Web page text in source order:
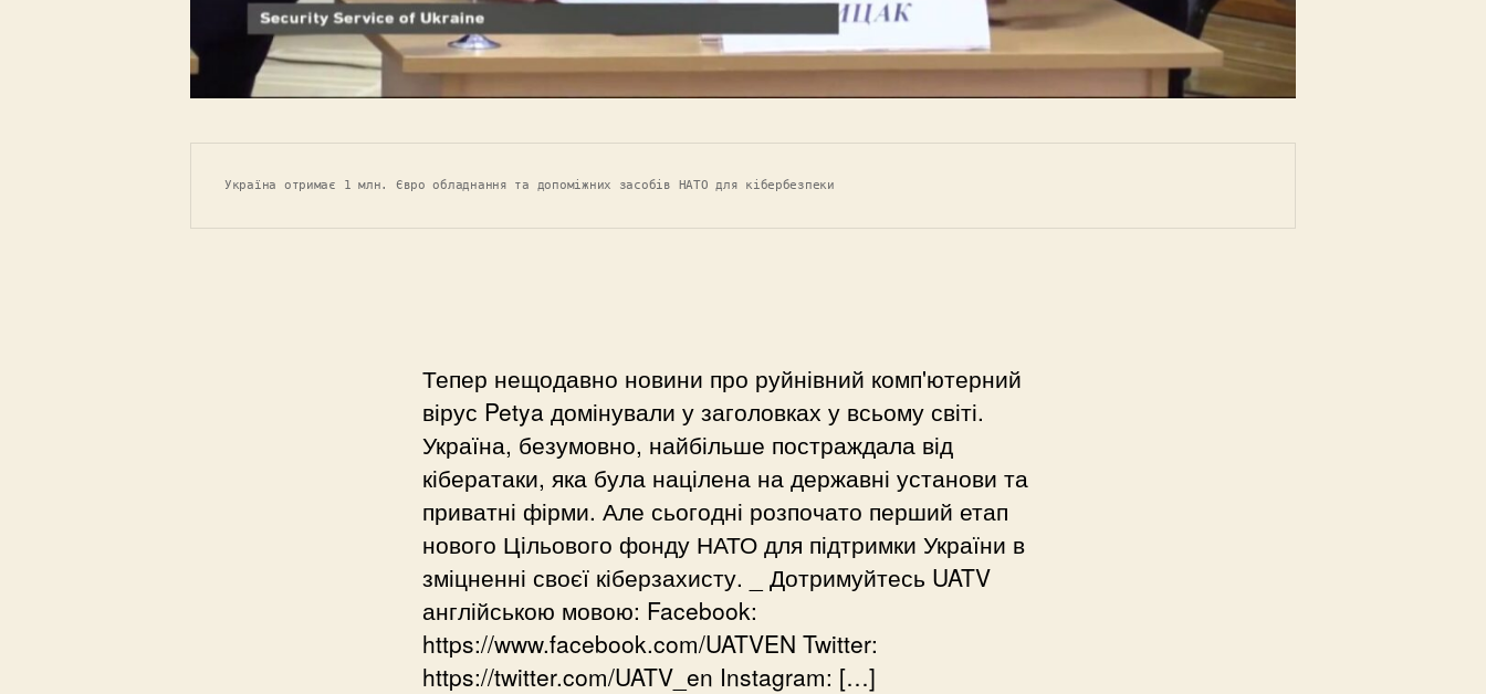
Україна отримає 1 млн. Євро обладнання та допоміжних засобів НАТО для кібербезпеки
Тепер нещодавно новини про руйнівний комп'ютерний
вірус Petya домінували у заголовках у всьому світі.
Україна, безумовно, найбільше постраждала від
кібератаки, яка була націлена на державні установи та
приватні фірми. Але сьогодні розпочато перший етап
нового Цільового фонду НАТО для підтримки України в
зміцненні своєї кіберзахисту. _ Дотримуйтесь UATV
англійською мовою: Facebook:
https://www.facebook.com/UATVEN Twitter:
https://twitter.com/UATV_en Instagram: […]